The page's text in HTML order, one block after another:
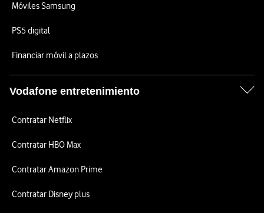
Móviles Samsung
PS5 digital
Financiar móvil a plazos
Vodafone entretenimiento
Contratar Netflix
Contratar HBO Max
Contratar Amazon Prime
Contratar Disney plus